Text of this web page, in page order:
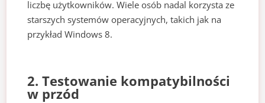
liczbę użytkowników. Wiele osób nadal korzysta ze
starszych systemów operacyjnych, takich jak na
przykład Windows 8.
2. Testowanie kompatybilności
w przód